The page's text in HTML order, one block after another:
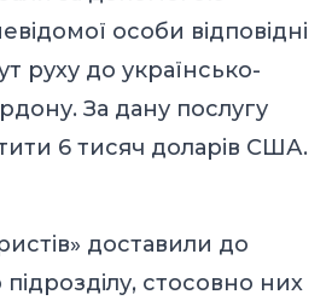
особи відповідні
руху до українсько-
За дану послугу
6 тисяч доларів США.
доставили до
стосовно них